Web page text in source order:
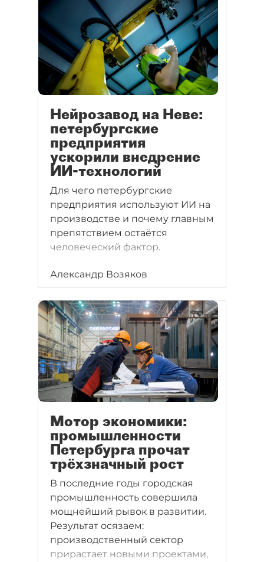
Нейрозавод на Неве:
петербургские
предприятия
ускорили внедрение
ИИ-технологий
Для чего петербургские
предприятия используют ИИ на
производстве и почему главным
препятствием остаётся
человеческий фактор.
Александр Возяков
Мотор экономики:
промышленности
Петербурга прочат
трёхзначный рост
В последние годы городская
промышленность совершила
мощнейший рывок в развитии.
Результат осязаем:
производственный сектор
прирастает новыми проектами,